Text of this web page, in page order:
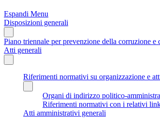
Espandi Menu
Disposizioni generali
Piano triennale per prevenzione della corruzione e
Atti generali
Riferimenti normativi su organizzazione e
Organi di indirizzo politico-
Riferimenti normativi con i relativi
Atti amministrativi generali